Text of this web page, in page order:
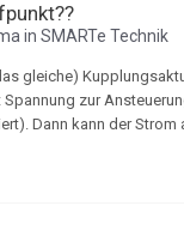
in SMARTe Technik
gleiche)
zur
Dann kann der